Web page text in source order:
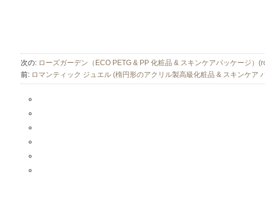
次の: ローズガーデン（ECO PETG & PP 化粧品 & スキンケアパッケージ）
前: ロマンティック ジュエル (楕円形のアクリル製高級化粧品 & スキンケア